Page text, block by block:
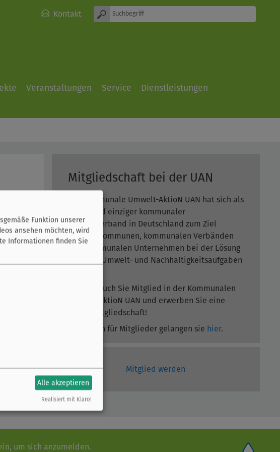
Kontakt
Veranstaltungen Service Dienstleistungen
Mitgliedschaft bei der UAN
Die Kommunale Umwelt-AktioN UAN hat sich als
erster und einziger kommunaler
Umweltverband in Deutschland zum Ziel
gesetzt, Kommunen, kommunalen Verbänden
und kommunalen Unternehmen bei der Lösung
örtlicher Umwelt- und Nachhaltigkeitsaufgaben
Werden auch Sie Mitglied in der Kommunalen
Umwelt-AktioN UAN und erwerben Sie eine
Fördermitgliedschaft!
Zum Login für Mitglieder gelangen sie hier.
Mitglied werden
um sich anzumelden.
Funktion unserer
ansehen möchten, wird
Informationen finden Sie
Alle akzeptieren
Realisiert mit Klaro!